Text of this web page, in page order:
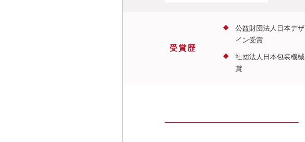
受賞歴
公益財団法人日本デ
イン受賞
社団法人日本包装機
賞